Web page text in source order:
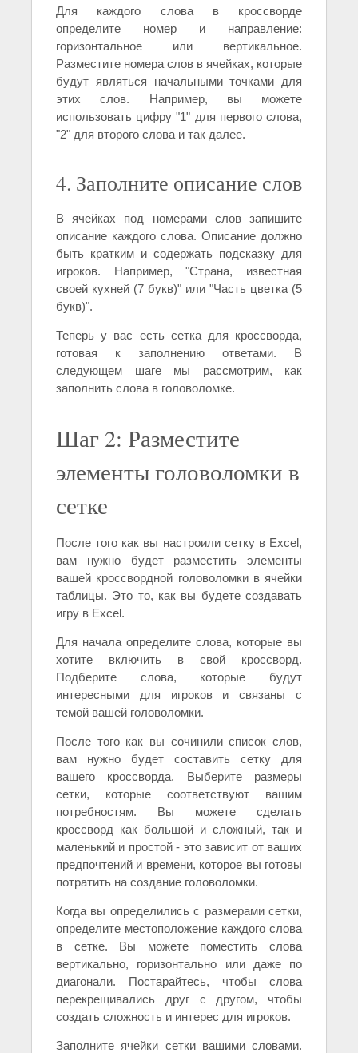
Для каждого слова в кроссворде
определите номер и направление:
горизонтальное или вертикальное.
Разместите номера слов в ячейках, которые
будут являться начальными точками для
этих слов. Например, вы можете
использовать цифру "1" для первого слова,
"2" для второго слова и так далее.
4. Заполните описание слов
В ячейках под номерами слов запишите
описание каждого слова. Описание должно
быть кратким и содержать подсказку для
игроков. Например, "Страна, известная
своей кухней (7 букв)" или "Часть цветка (5
букв)".
Теперь у вас есть сетка для кроссворда,
готовая к заполнению ответами. В
следующем шаге мы рассмотрим, как
заполнить слова в головоломке.
Шаг 2: Разместите
элементы головоломки в
сетке
После того как вы настроили сетку в Excel,
вам нужно будет разместить элементы
вашей кроссвордной головоломки в ячейки
таблицы. Это то, как вы будете создавать
игру в Excel.
Для начала определите слова, которые вы
хотите включить в свой кроссворд.
Подберите слова, которые будут
интересными для игроков и связаны с
темой вашей головоломки.
После того как вы сочинили список слов,
вам нужно будет составить сетку для
вашего кроссворда. Выберите размеры
сетки, которые соответствуют вашим
потребностям. Вы можете сделать
кроссворд как большой и сложный, так и
маленький и простой - это зависит от ваших
предпочтений и времени, которое вы готовы
потратить на создание головоломки.
Когда вы определились с размерами сетки,
определите местоположение каждого слова
в сетке. Вы можете поместить слова
вертикально, горизонтально или даже по
диагонали. Постарайтесь, чтобы слова
перекрещивались друг с другом, чтобы
создать сложность и интерес для игроков.
Заполните ячейки сетки вашими словами.